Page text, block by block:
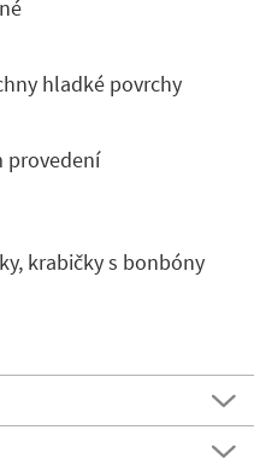
hladké povrchy
provedení
krabičky s bonbóny